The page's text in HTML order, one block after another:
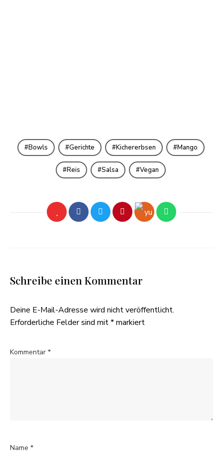
Bowls Gerichte Kichererbsen Mango
Reis Salsa Vegan
Schreibe einen Kommentar
Deine E-Mail-Adresse wird nicht veröffentlicht.
Erforderliche Felder sind mit*markiert
Kommentar *
Name *